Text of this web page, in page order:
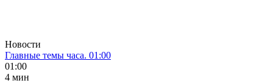
Новости
Главные темы часа. 01:00
01:00
4 мин